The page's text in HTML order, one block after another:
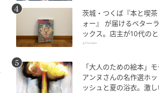
茨城・つくば『本と喫茶
ォー』 が届けるベター
ックス。店主が10代の
私の生き方を変えた本と
散弾銃』。
＆Premium
「大人のための絵本」モ
アンヌさんの名作選ホッ
ッシュと夏の浴衣。激し